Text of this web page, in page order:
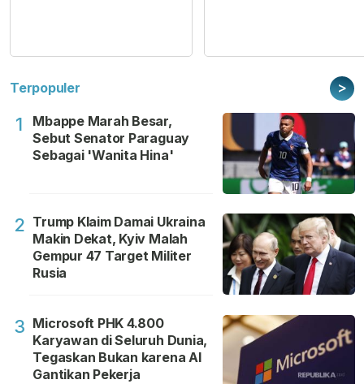
Terpopuler >
1
Mbappe Marah Besar,
Sebut Senator Paraguay
Sebagai 'Wanita Hina'
2 Trump Klaim Damai Ukraina
Makin Dekat, Kyiv Malah
Gempur 47 Target Militer
Rusia
3 Microsoft PHK 4.800
Karyawan di Seluruh Dunia,
Tegaskan Bukan karena AI
Gantikan Pekerja